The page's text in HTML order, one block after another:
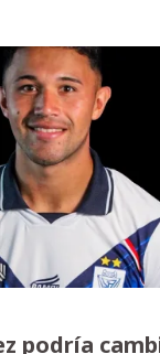
podría